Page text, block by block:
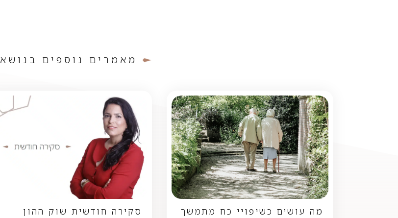
מאמרים נוספים בנושא
מה עושים כשיפויי כח מתמשך
סקירה חודשית שוק ההון